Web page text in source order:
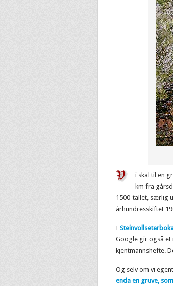
i skal til en
km fra
1500-tallet, særlig
århundresskiftet
I
Google gir også et
kjentmannshefte.
Og selv om vi
enda en gruve,